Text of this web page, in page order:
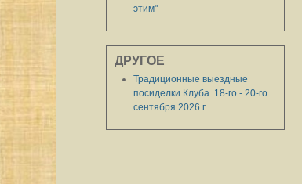
этим"
ДРУГОЕ
Традиционные выездные
посиделки Клуба. 18-го - 20-го
сентября 2026 г.